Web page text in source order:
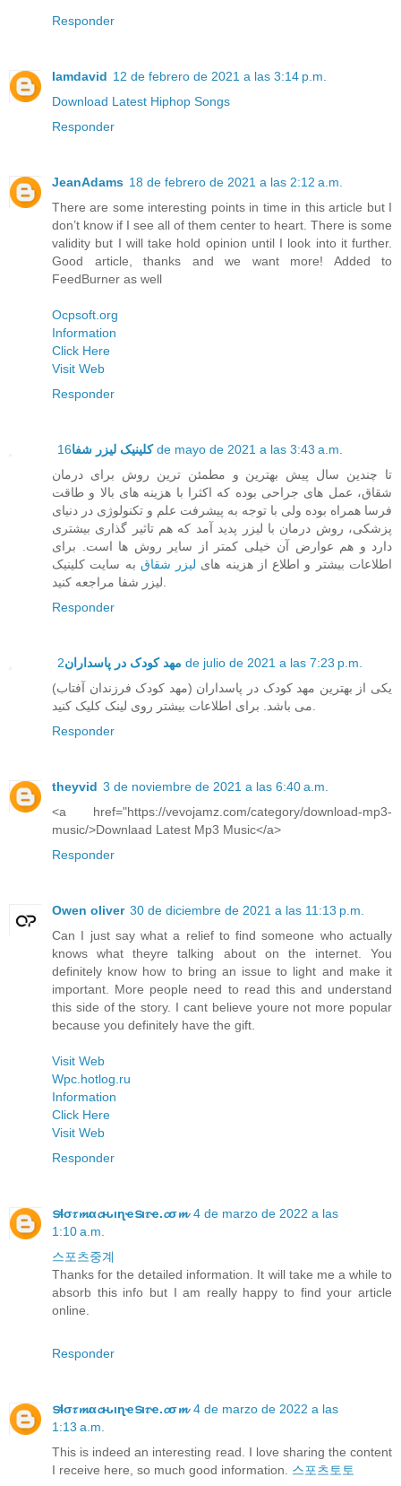
Responder
Iamdavid 12 de febrero de 2021 a las 3:14 p.m.
Download Latest Hiphop Songs
Responder
JeanAdams 18 de febrero de 2021 a las 2:12 a.m.
There are some interesting points in time in this article but I
don’t know if I see all of them center to heart. There is some
validity but I will take hold opinion until I look into it further.
Good article, thanks and we want more! Added to
FeedBurner as well
Ocpsoft.org
Information
Click Here
Visit Web
Responder
کلینیک لیزر شفا16 de mayo de 2021 a las 3:43 a.m.
تا چندین سال پیش بهترین و مطمئن ترین روش برای درمان
شقاق، عمل های جراحی بوده که اکثرا با هزینه های بالا و طاقت
فرسا همراه بوده ولی با توجه به پیشرفت علم و تکنولوژی در دنیای
پزشکی، روش درمان با لیزر پدید آمد که هم تاثیر گذاری بیشتری
دارد و هم عوارض آن خیلی کمتر از سایر روش ها است. برای
اطلاعات بیشتر و اطلاع از هزینه های لیزر شقاق به سایت کلینیک
لیزر شفا مراجعه کنید.
Responder
مهد کودک در پاسداران 2 de julio de 2021 a las 7:23 p.m.
یکی از بهترین مهد کودک در پاسداران (مهد کودک فرزندان آفتاب)
می باشد. برای اطلاعات بیشتر روی لینک کلیک کنید.
Responder
theyvid 3 de noviembre de 2021 a las 6:40 a.m.
<a href="https://vevojamz.com/category/download-mp3-
music/>Downlaad Latest Mp3 Music</a>
Responder
Owen oliver 30 de diciembre de 2021 a las 11:13 p.m.
Can I just say what a relief to find someone who actually
knows what theyre talking about on the internet. You
definitely know how to bring an issue to light and make it
important. More people need to read this and understand
this side of the story. I cant believe youre not more popular
because you definitely have the gift.
Visit Web
Wpc.hotlog.ru
Information
Click Here
Visit Web
Responder
ടɬσ𝜏𝓶α𝓬ԋιɳҽടι𝜏ҽ.𝓬σ𝓶 4 de marzo de 2022 a las
1:10 a.m.
스포츠중계
Thanks for the detailed information. It will take me a while to
absorb this info but I am really happy to find your article
online.
Responder
ടɬσ𝜏𝓶α𝓬ԋιɳҽടι𝜏ҽ.𝓬σ𝓶 4 de marzo de 2022 a las
1:13 a.m.
This is indeed an interesting read. I love sharing the content
I receive here, so much good information. 스포츠토토